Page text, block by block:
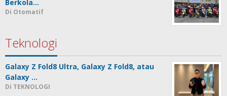
Berkola…
Di Otomatif
Teknologi
Galaxy Z Fold8 Ultra, Galaxy Z Fold8, atau
Galaxy …
Di TEKNOLOGI